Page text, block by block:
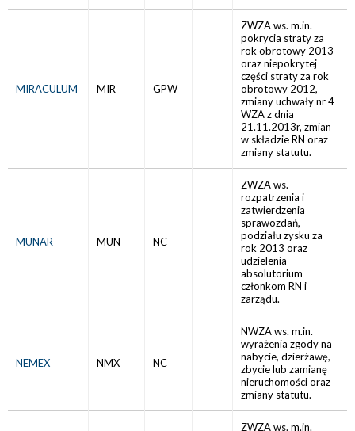
MIRACULUM MIR GPW
ZWZA ws. m.in.
pokrycia straty za
rok obrotowy 2013
oraz niepokrytej
części straty za rok
obrotowy 2012,
zmiany uchwały nr 4
WZA z dnia
21.11.2013r, zmian
w składzie RN oraz
zmiany statutu.
MUNAR MUN NC
ZWZA ws.
rozpatrzenia i
zatwierdzenia
sprawozdań,
podziału zysku za
rok 2013 oraz
udzielenia
absolutorium
członkom RN i
zarządu.
NEMEX NMX NC
NWZA ws. m.in.
wyrażenia zgody na
nabycie, dzierżawę,
zbycie lub zamianę
nieruchomości oraz
zmiany statutu.
ZWZA ws. m.in.